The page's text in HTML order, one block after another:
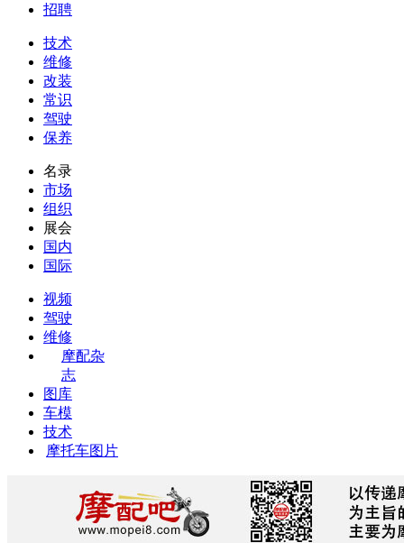
招聘
技术
维修
改装
常识
驾驶
保养
名录
市场
组织
展会
国内
国际
视频
驾驶
维修
摩配杂
志
图库
车模
技术
摩托车图片